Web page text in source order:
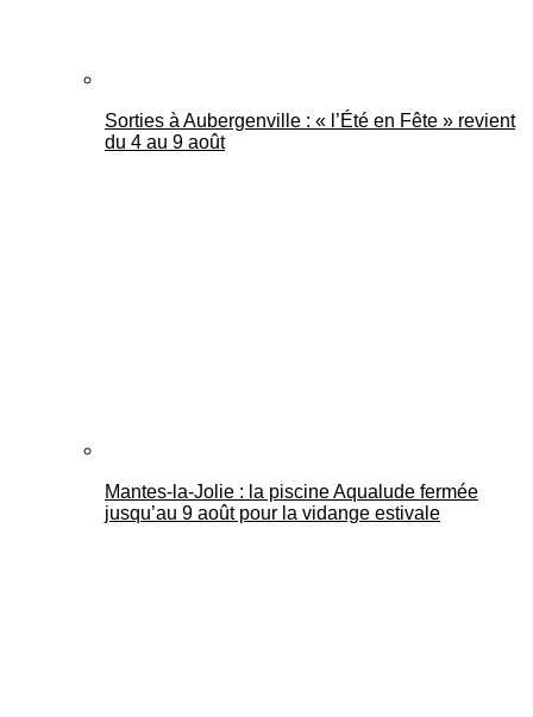
Sorties à Aubergenville : « l’Été en Fête » revient
du 4 au 9 août
Mantes-la-Jolie : la piscine Aqualude fermée
jusqu’au 9 août pour la vidange estivale